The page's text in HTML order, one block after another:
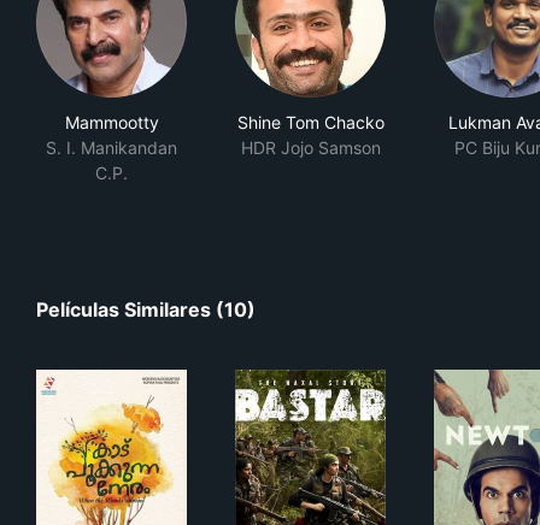
Mammootty
S. I. Manikandan
C.P.
Shine Tom Chacko
HDR Jojo Samson
Lukman
PC Biju
Películas Similares (10)